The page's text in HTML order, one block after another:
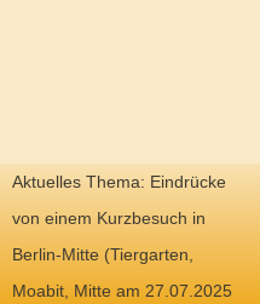
Aktuelles Thema: Eindrücke
von einem Kurzbesuch in
Berlin-Mitte (Tiergarten,
Moabit, Mitte am 27.07.2025